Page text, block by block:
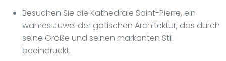
Besuchen Sie die Kathedrale Saint-Pierre, ein
wahres Juwel der gotischen Architektur, das durch
seine Größe und seinen markanten Stil
beeindruckt.